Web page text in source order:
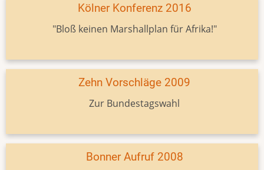
Kölner Konferenz 2016
"Bloß keinen Marshallplan für Afrika!"
Zehn Vorschläge 2009
Zur Bundestagswahl
Bonner Aufruf 2008